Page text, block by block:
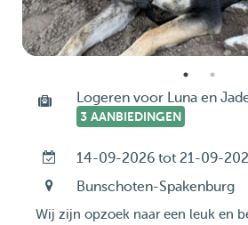
Logeren voor Luna en
3 AANBIEDINGEN
14-09-2026 tot 21-09-
Bunschoten-Spakenburg
Wij zijn opzoek naar een leuk en